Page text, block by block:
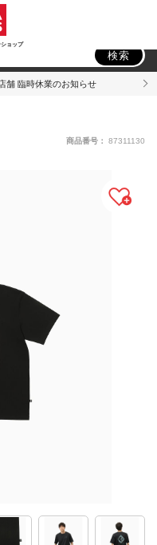
ショップ
検索
舗 臨時休業のお知らせ
商品番号： 87311130